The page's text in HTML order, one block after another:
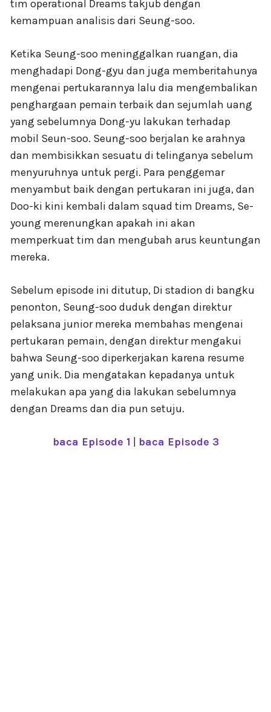
tim operational Dreams takjub dengan
kemampuan analisis dari Seung-soo.
Ketika Seung-soo meninggalkan ruangan, dia
menghadapi Dong-gyu dan juga memberitahunya
mengenai pertukarannya lalu dia mengembalikan
penghargaan pemain terbaik dan sejumlah uang
yang sebelumnya Dong-yu lakukan terhadap
mobil Seun-soo. Seung-soo berjalan ke arahnya
dan membisikkan sesuatu di telinganya sebelum
menyuruhnya untuk pergi. Para penggemar
menyambut baik dengan pertukaran ini juga, dan
Doo-ki kini kembali dalam squad tim Dreams, Se-
young merenungkan apakah ini akan
memperkuat tim dan mengubah arus keuntungan
mereka.
Sebelum episode ini ditutup, Di stadion di bangku
penonton, Seung-soo duduk dengan direktur
pelaksana junior mereka membahas mengenai
pertukaran pemain, dengan direktur mengakui
bahwa Seung-soo diperkerjakan karena resume
yang unik. Dia mengatakan kepadanya untuk
melakukan apa yang dia lakukan sebelumnya
dengan Dreams dan dia pun setuju.
baca Episode 1 baca Episode 3